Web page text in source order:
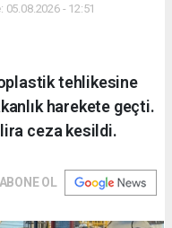
05.08.2026 - 12:51
tehlikesine
harekete geçti.
ceza kesildi.
ABONE OL